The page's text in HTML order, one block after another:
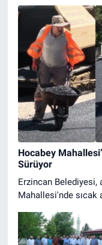
Hocabey
Sürüyor
Erzincan Belediyesi,
Mahallesi'nde sıcak